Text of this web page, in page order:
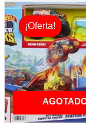
¡Oferta!
¡Oferta!
Original
price
was: